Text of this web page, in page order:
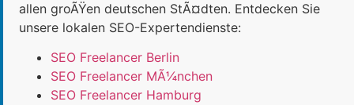
allen groÃŸen deutschen StÃ¤dten. Entdecken Sie
unsere lokalen SEO-Expertendienste:
SEO Freelancer Berlin
SEO Freelancer MÃ¼nchen
SEO Freelancer Hamburg